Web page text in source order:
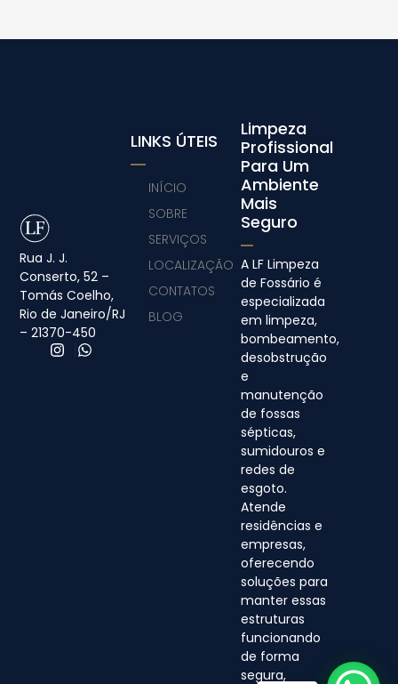
Rua J. J.
Conserto, 52 –
Tomás Coelho,
Rio de Janeiro/RJ
– 21370-450
Limpeza
Profissional
Para Um
Ambiente
Mais
Seguro
A LF Limpeza
de Fossário é
especializada
em limpeza,
bombeamento,
desobstrução
e
manutenção
de fossas
sépticas,
sumidouros e
redes de
esgoto.
Atende
residências e
empresas,
oferecendo
soluções para
manter essas
estruturas
funcionando
de forma
segura,
LINKS ÚTEIS
INÍCIO
SOBRE
SERVIÇOS
LOCALIZAÇÃO
CONTATOS
BLOG